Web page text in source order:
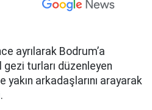
ayrılarak Bodrum’a
turları düzenleyen
yakın arkadaşlarını arayarak